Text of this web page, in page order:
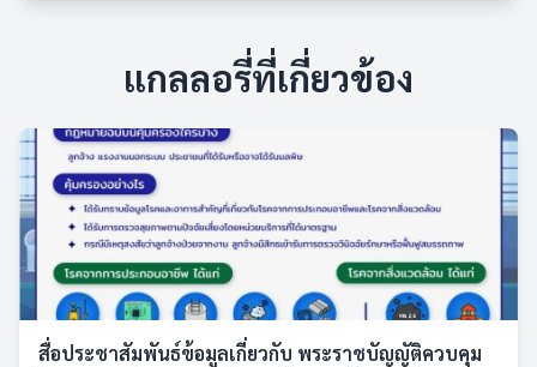
แกลลอรี่ที่เกี่ยวข้อง
สื่อประชาสัมพันธ์ข้อมูลเกี่ยวกับ พระราชบัญญัติควบคุม